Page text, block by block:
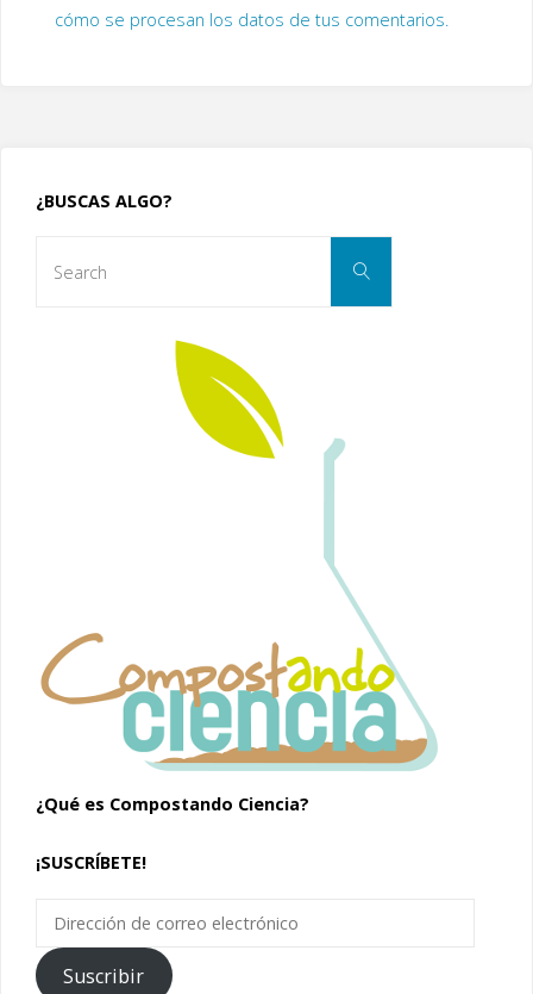
cómo se procesan los datos de tus comentarios.
¿BUSCAS ALGO?
Search
¿Qué es Compostando Ciencia?
¡SUSCRÍBETE!
correoSuscribir